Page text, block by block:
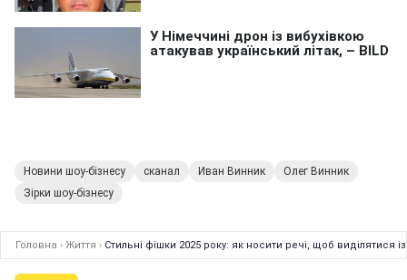
Новини шоу-бізнесу сканал Иван Винник
Олег Винник
Зірки шоу-бізнесу
Головна › Життя › Стильні фішки 2025 року: як носити речі, щоб виділятися